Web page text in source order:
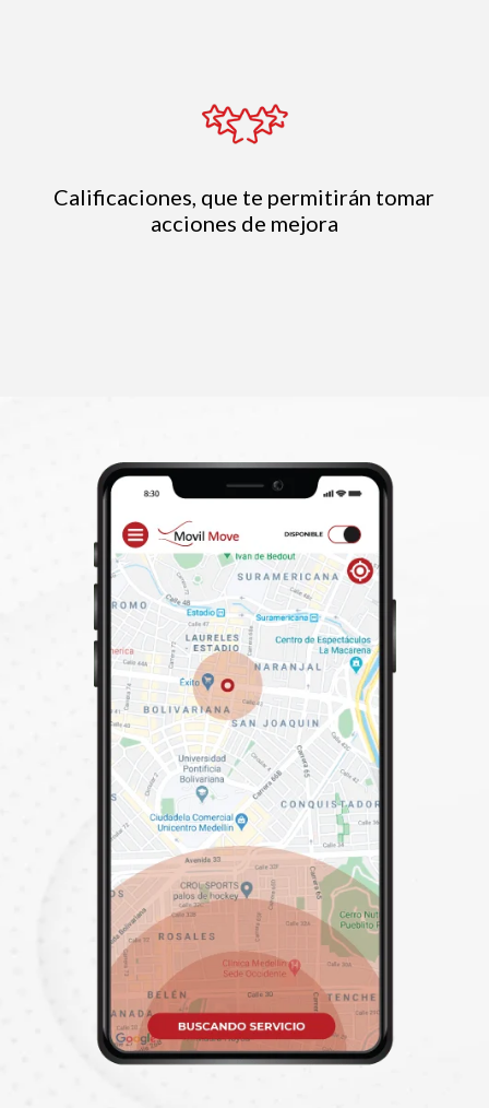
Calificaciones, que te permitirán tomar
acciones de mejora